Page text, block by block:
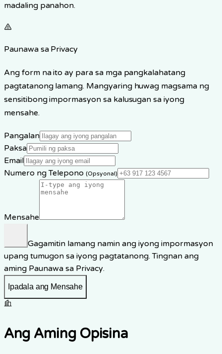
madaling panahon.
Paunawa sa Privacy
Ang form na ito ay para sa mga pangkalahatang
pagtatanong lamang. Mangyaring huwag magsama ng
sensitibong impormasyon sa kalusugan sa iyong
mensahe.
Pangalan
Paksa
Email
Numero ng Telepono (Opsyonal)
Mensahe
Gagamitin lamang namin ang iyong impormasyon
upang tumugon sa iyong pagtatanong. Tingnan ang
aming Paunawa sa Privacy.
Ipadala ang Mensahe
Ang Aming Opisina